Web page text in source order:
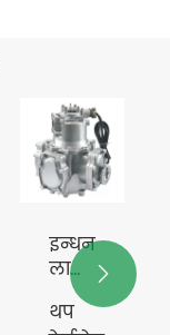
इन्धनको
लागि
फ्लो
मीटर
थप
